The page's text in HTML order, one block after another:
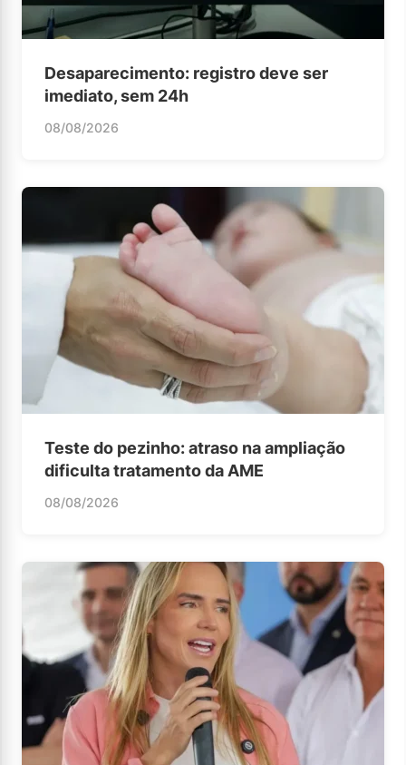
Desaparecimento: registro deve ser
imediato, sem 24h
08/08/2026
Teste do pezinho: atraso na ampliação
dificulta tratamento da AME
08/08/2026